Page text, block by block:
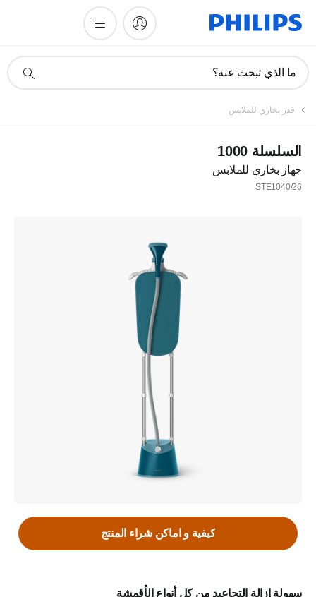
دعم
ما الذي تبحث عنه؟
قدر بخاري للملابس
السلسلة 1000
جهاز بخاري للملابس
STE1040/26
سهولة إزالة التجاعيد من كل أنواع الأقمشة
كيفية و اماكن شراء المنتج